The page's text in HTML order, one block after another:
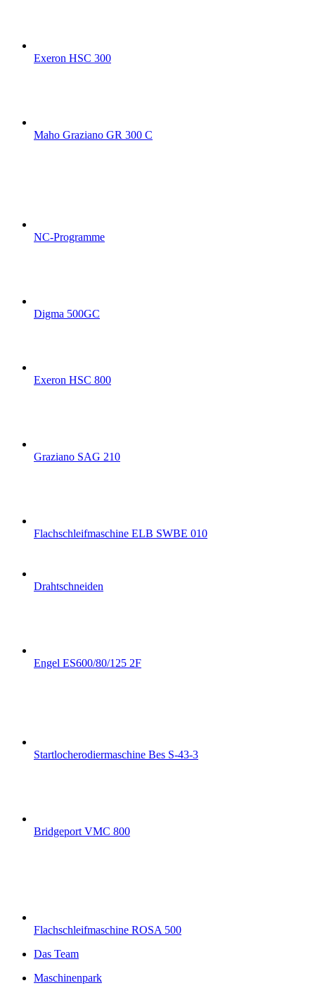
Exeron HSC 300
Maho Graziano GR 300 C
NC-Programme
Digma 500GC
Exeron HSC 800
Graziano SAG 210
Flachschleifmaschine ELB SWBE 010
Drahtschneiden
Engel ES600/80/125 2F
Startlocherodiermaschine Bes S-43-3
Bridgeport VMC 800
Flachschleifmaschine ROSA 500
Das Team
Maschinenpark